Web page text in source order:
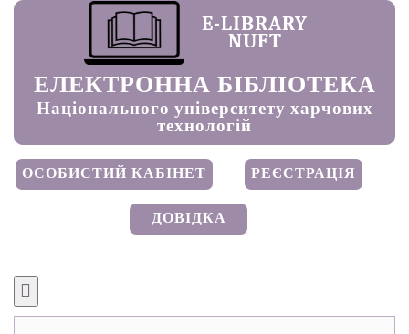
E-LIBRARY
NUFT
ЕЛЕКТРОННА БІБЛІОТЕКА
Національного університету харчових
технологій
ОСОБИСТИЙ КАБІНЕТ РЕЄСТРАЦІЯ
ДОВІДКА